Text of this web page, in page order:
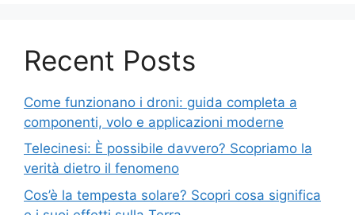
Recent Posts
Come funzionano i droni: guida completa a
componenti, volo e applicazioni moderne
Telecinesi: È possibile davvero? Scopriamo la
verità dietro il fenomeno
Cos’è la tempesta solare? Scopri cosa significa